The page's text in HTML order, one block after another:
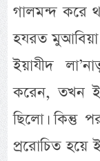
গালমন্দ করে
হযরত মুআবিয়া
ইয়াযীদ
করেন, তখন
ছিলো। কিন্তু
প্ররোচিত হয়ে